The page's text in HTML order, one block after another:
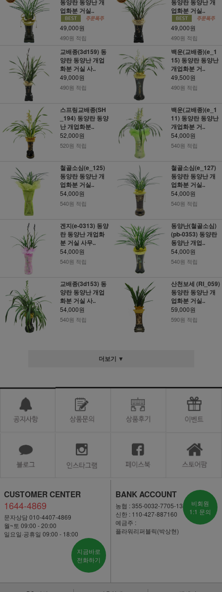
동양란 동양난 개
업화분 거실..
49,000원
490원 적립
동양란 동양난 개
업화분 거실..
49,000원
490원 적립
교배종(3d159) 동
양란 동양난 개업
화분 거실 사..
49,000원
490원 적립
백운(교배종)(e_1
15) 동양란 동양난
개업화분 거..
49,500원
490원 적립
스프링교배종(SH
_194) 동양란 동양
난 개업화분..
52,000원
520원 적립
백운(교배종)(e_1
11) 동양란 동양난
개업화분 거..
54,000원
540원 적립
철골소심(e_125)
동양란 동양난 개
업화분 거실..
54,000원
540원 적립
철골소심(e_127)
동양란 동양난 개
업화분 거실..
54,000원
540원 적립
겐지(e-0313) 동양
란 동양난 개업화
분 거실 사무..
54,000원
540원 적립
동양난(철골소심)
(pb-0353) 동양란
동양난 개업..
54,000원
540원 적립
교배종(3d153) 동
양란 동양난 개업
화분 거실 사..
54,000원
540원 적립
산천보세 (RI_059)
동양란 동양난 개
업화분 거실..
59,000원
590원 적립
더보기 ▼
CUSTOMER CENTER
1644-4869
문자상담 010-4407-4869
월~토 09:00 - 20:00
일요일·공휴일 09:00 - 18:00
지금바로
전화하기
BANK ACCOUNT
농협 : 355-0032-7705-13
신한 : 110-427-887160
예금주 :
플라워리퍼블릭(박상현)
비회원
1:1 문의